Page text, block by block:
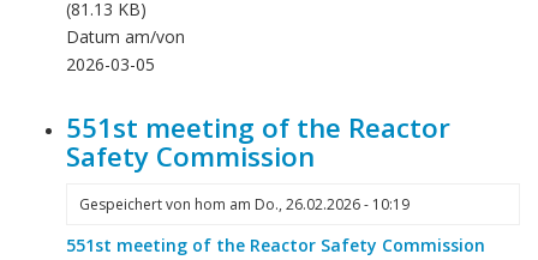
(81.13 KB)
Datum am/von
2026-03-05
551st meeting of the Reactor
Safety Commission
Gespeichert von hom am Do., 26.02.2026 - 10:19
551st meeting of the Reactor Safety Commission